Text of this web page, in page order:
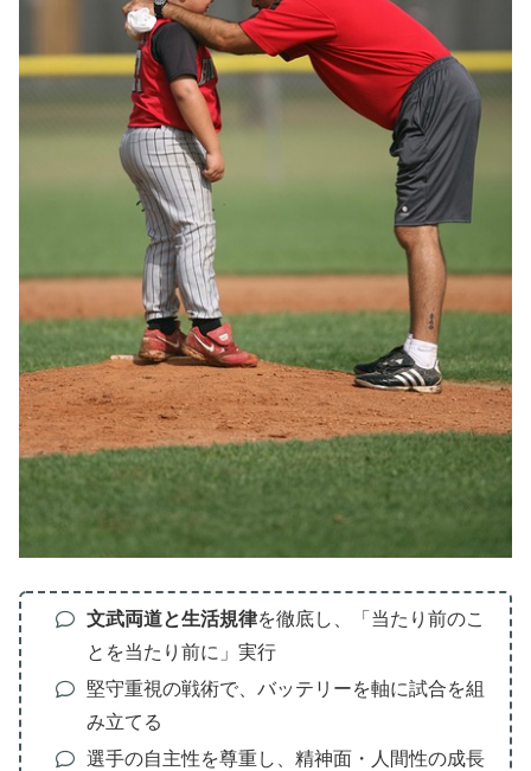
文武両道と生活規律を徹底し、「当たり前のこ
とを当たり前に」実行
堅守重視の戦術で、バッテリーを軸に試合を組
み立てる
選手の自主性を尊重し、精神面・人間性の成長